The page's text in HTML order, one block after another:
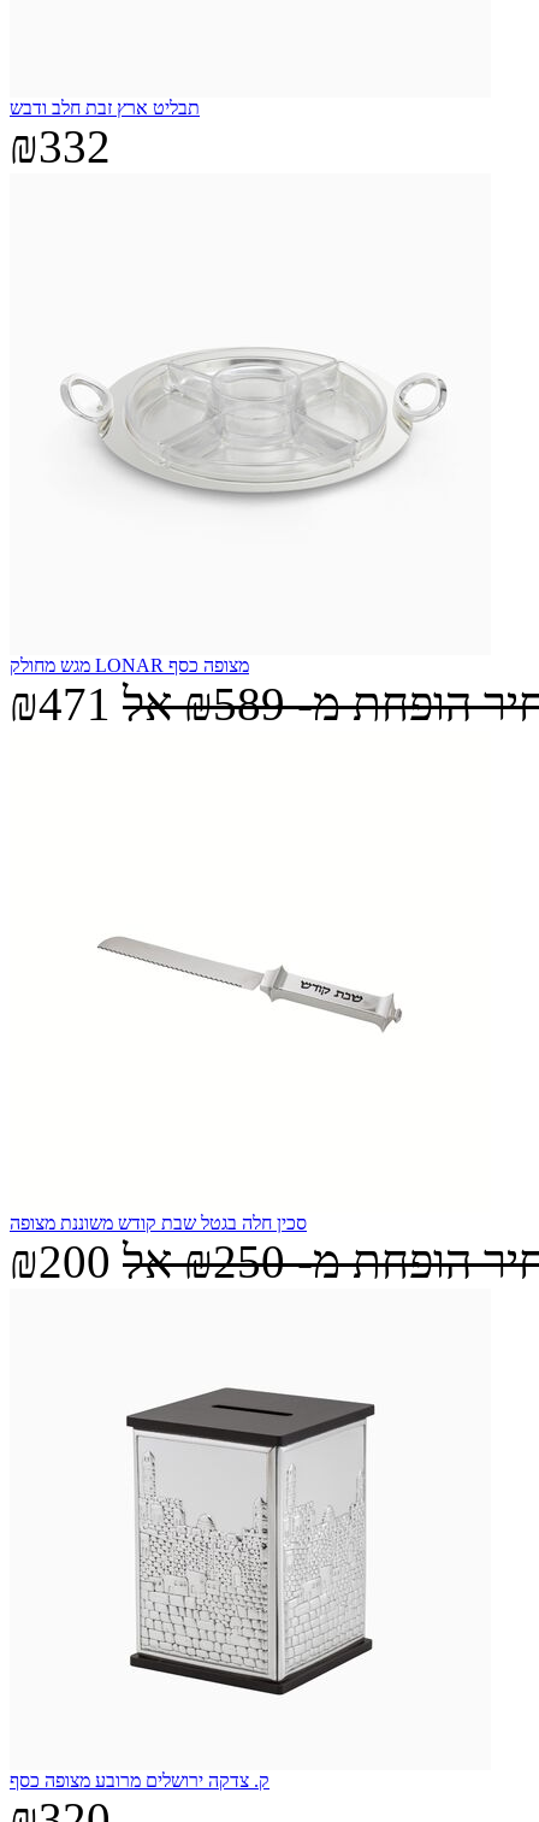
תבליט ארץ זבת חלב ודבש
₪332
מגש מחולק LONAR מצופה כסף
₪471 הופחת מ-₪589 אל
סכין חלה בגטל שבת קודש משוננת מצופה
₪200 הופחת מ-₪250 אל
ק. צדקה ירושלים מרובע מצופה כסף